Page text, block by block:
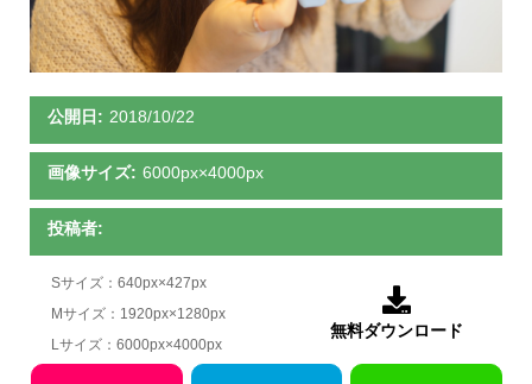
公開日: 2018/10/22
画像サイズ: 6000px×4000px
投稿者:
Sサイズ：640px×427px
Mサイズ：1920px×1280px
Lサイズ：6000px×4000px

無料ダウンロード